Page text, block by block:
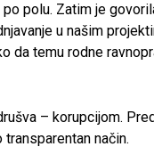
polu. Zatim je
u našim
da temu rodne
– korupcijom.
način.